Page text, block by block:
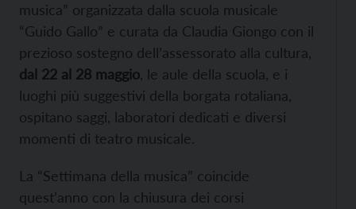
musica” organizzata dalla scuola musicale
“Guido Gallo” e curata da Claudia Giongo con il
prezioso sostegno dell’assessorato alla cultura,
dal 22 al 28 maggio , le aule della scuola, e i
luoghi più suggestivi della borgata rotaliana,
ospitano saggi, laboratori dedicati e diversi
momenti di teatro musicale.
La “Settimana della musica” coincide
quest’anno con la chiusura dei corsi